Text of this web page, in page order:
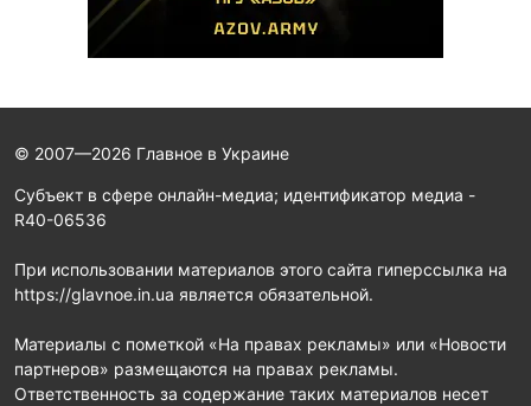
© 2007—2026 Главное в Украине
Субъект в сфере онлайн-медиа; идентификатор медиа -
R40-06536
При использовании материалов этого сайта гиперссылка на
https://glavnoe.in.ua является обязательной.
Материалы с пометкой «На правах рекламы» или «Новости
партнеров» размещаются на правах рекламы.
Ответственность за содержание таких материалов несет